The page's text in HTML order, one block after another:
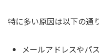
特に多い原因は以下の通
メールアドレスやパ